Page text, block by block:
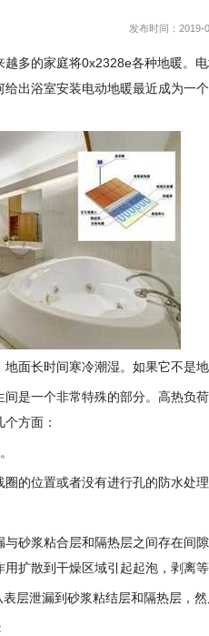
发布时间：2019-
越多的家庭将0x2328e各种地暖。
出浴室安装电动地暖最近成为一
面长时间寒冷潮湿。如果它不是
间是一个非常特殊的部分。高热负
方面：
的位置或者没有进行孔的防水处
与砂浆粘合层和隔热层之间存在间
扩散到干燥区域引起起泡，剥离
层泄漏到砂浆粘结层和隔热层，